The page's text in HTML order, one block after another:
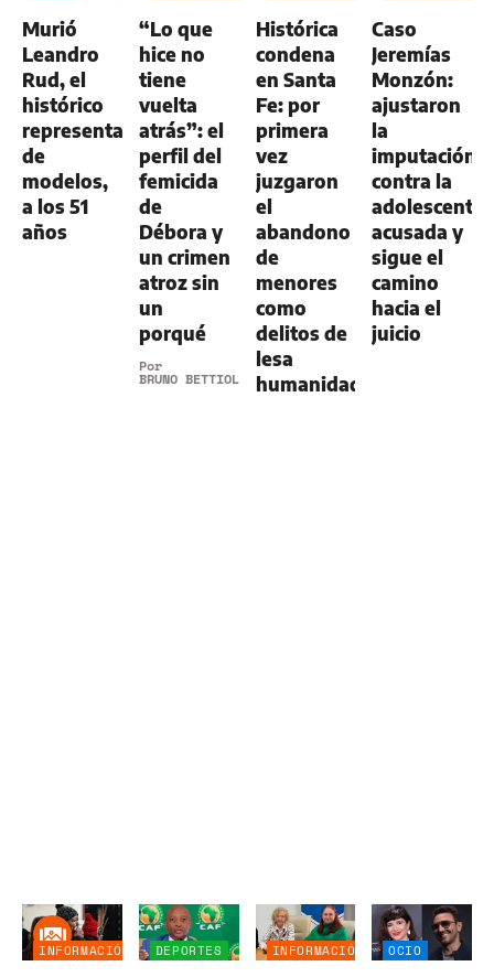
Murió
Leandro
Rud, el
histórico
representante
de
modelos,
a los 51
años
“Lo que
hice no
tiene
vuelta
atrás”: el
perfil del
femicida
de
Débora y
un crimen
atroz sin
un
porqué
Por
BRUNO BETTIOL
Histórica
condena
en Santa
Fe: por
primera
vez
juzgaron
el
abandono
de
menores
como
delitos de
lesa
humanidad
Caso
Jeremías
Monzón:
ajustaron
la
imputación
contra la
adolescente
acusada y
sigue el
camino
hacia el
juicio
INFORMACIÓN
DEPORTES
INFORMACIÓN
OCIO